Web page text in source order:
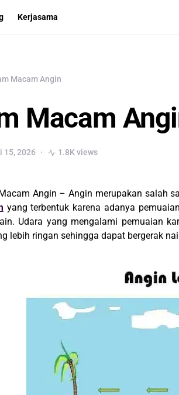
Kerjasama
Macam Angin
Macam
15, 2026 1.8K views
Angin – Angin merupakan salah
yang terbentuk karena adanya
Udara yang mengalami pemuaian
lebih ringan sehingga dapat bergerak